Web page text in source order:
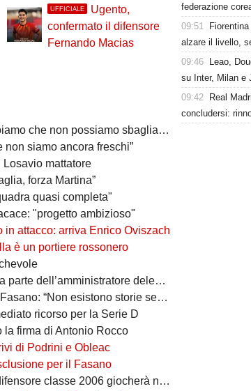
UFFICIALE
Ugento,
confermato il difensore
Fernando Macias
che non possiamo sbagliare”
non siamo ancora freschi”
mattatore
forza Martina”
quasi completa"
"progetto ambizioso"
in attacco: arriva Enrico Oviszach
è un portiere rossonero
dell’amministratore delegato
“Non esistono storie senza avversari”
ricorso per la Serie D
firma di Antonio Rocco
di Podrini e Obleac
per il Fasano
classe 2006 giocherà nel Lanciano
federazione
09:51
alzare il livello,
09:46
Leao,
su Inter, Milan e
09:42
Real
concludersi: